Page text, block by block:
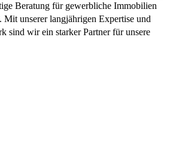
Beratung für gewerbliche Immobilien
unserer langjährigen Expertise und
sind wir ein starker Partner für unsere